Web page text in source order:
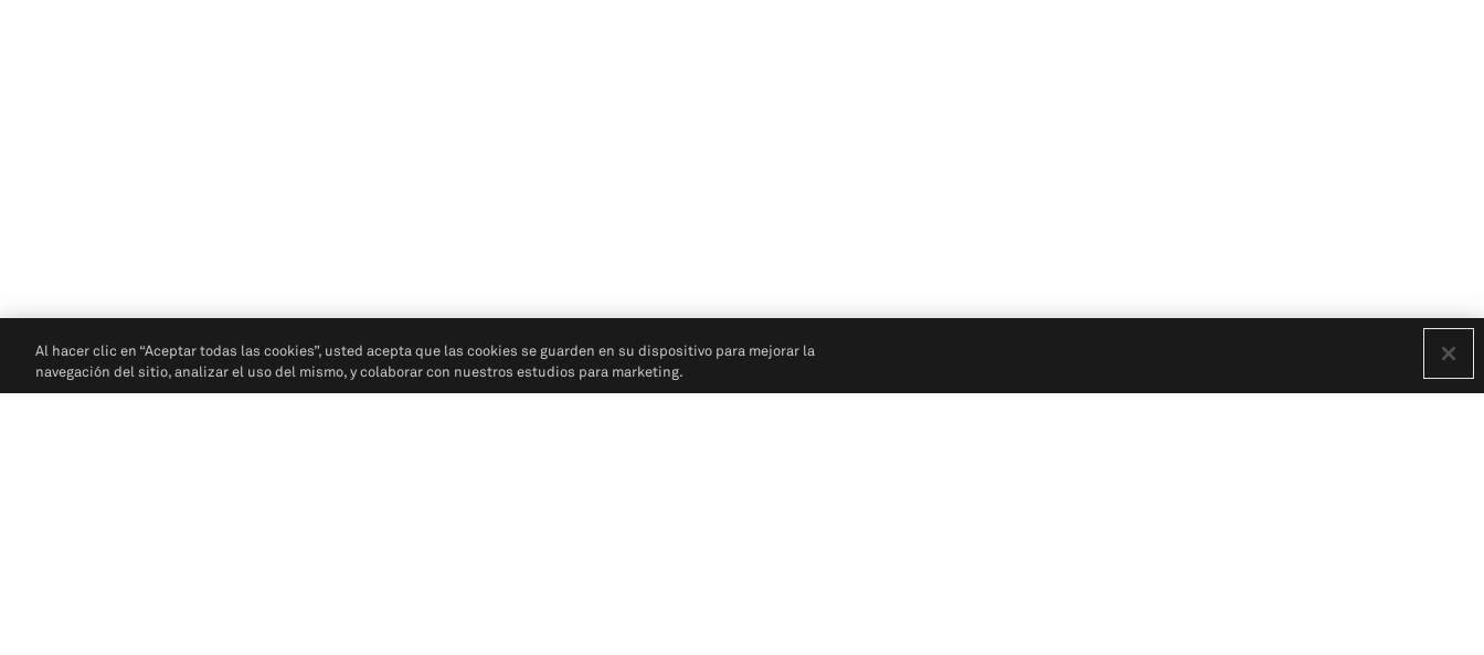
Al hacer clic en “Aceptar todas las cookies”, usted acepta que las cookies se guarden en su dispositivo para mejorar la
navegación del sitio, analizar el uso del mismo, y colaborar con nuestros estudios para marketing.